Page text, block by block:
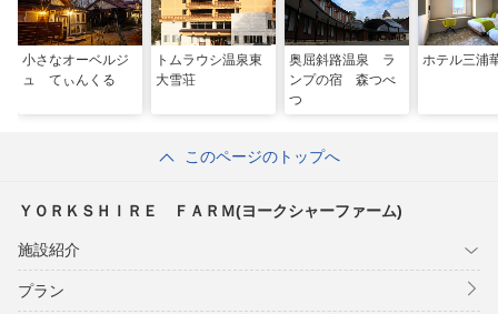
小さなオーベルジ
ュ てぃんくる
トムラウシ温泉東
大雪荘
奥屈斜路温泉 ラ
ンプの宿 森つべ
つ
ホテル三浦
このページのトップへ
ＹＯＲＫＳＨＩＲＥ ＦＡＲＭ(ヨークシャーファーム)
施設紹介
プラン